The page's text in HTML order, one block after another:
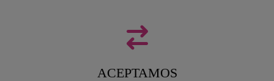
ACEPTAMOS